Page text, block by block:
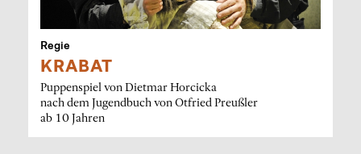
Regie
KRABAT
Puppenspiel von Dietmar Horcicka
nach dem Jugendbuch von Otfried Preußler
ab 10 Jahren